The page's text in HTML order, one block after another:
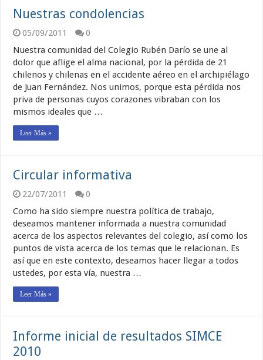
Nuestras condolencias
05/09/2011
0
Nuestra comunidad del Colegio Rubén Darío se une al
dolor que aflige el alma nacional, por la pérdida de 21
chilenos y chilenas en el accidente aéreo en el archipiélago
de Juan Fernández. Nos unimos, porque esta pérdida nos
priva de personas cuyos corazones vibraban con los
mismos ideales que …
Leer Más »
Circular informativa
22/07/2011
0
Como ha sido siempre nuestra política de trabajo,
deseamos mantener informada a nuestra comunidad
acerca de los aspectos relevantes del colegio, así como los
puntos de vista acerca de los temas que le relacionan. Es
así que en este contexto, deseamos hacer llegar a todos
ustedes, por esta vía, nuestra …
Leer Más »
Informe inicial de resultados SIMCE
2010